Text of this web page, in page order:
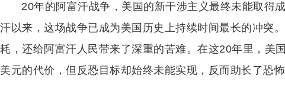
20年的阿富汗战争，美国的新干涉主义最终未能取得
汗以来，这场战争已成为美国历史上持续时间最长的冲突
耗，还给阿富汗人民带来了深重的苦难。在这20年里，美
美元的代价，但反恐目标却始终未能实现，反而助长了恐